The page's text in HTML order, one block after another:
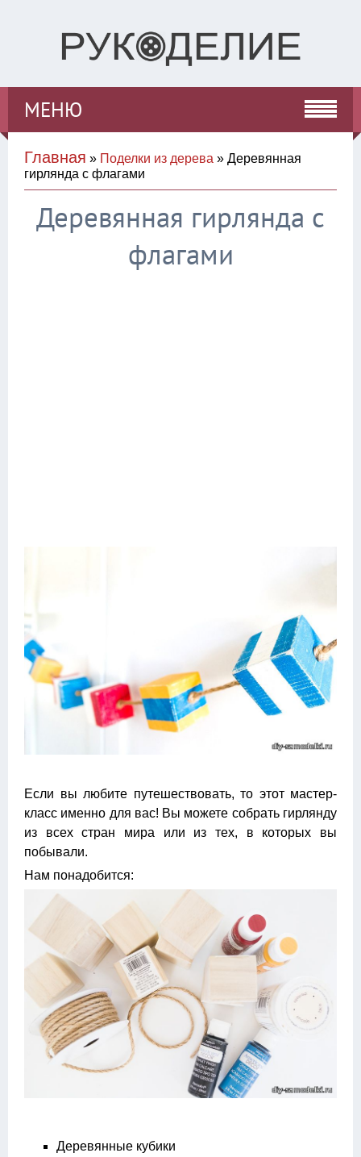
МЕНЮ
Главная » Поделки из дерева » Деревянная
гирлянда с флагами
Деревянная гирлянда с
флагами
Если вы любите путешествовать, то этот мастер-
класс именно для вас! Вы можете собрать гирлянду
из всех стран мира или из тех, в которых вы
побывали.
Нам понадобится:
Деревянные кубики